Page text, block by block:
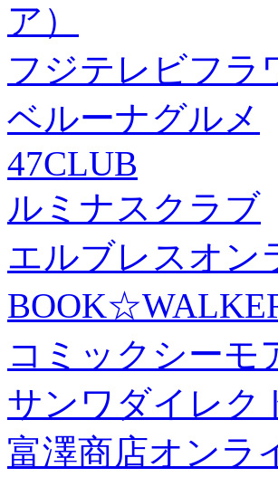
ア）
フジテレビフラ
ベルーナグルメ
47CLUB
ルミナスクラブ
エルブレスオン
コミックシーモ
サンワダイレク
富澤商店オンラ